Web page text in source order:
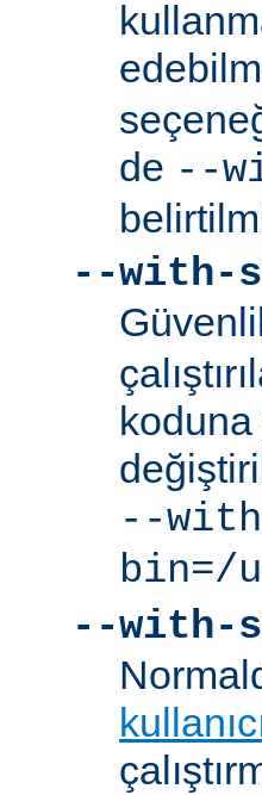
de --
--with-
koduna
--
bin=/
--with-